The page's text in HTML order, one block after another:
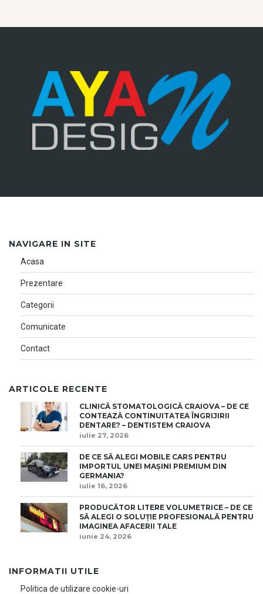
NAVIGARE IN SITE
Acasa
Prezentare
Categorii
Comunicate
Contact
ARTICOLE RECENTE
CLINICĂ STOMATOLOGICĂ CRAIOVA – DE CE
CONTEAZĂ CONTINUITATEA ÎNGRIJIRII
DENTARE? – DENTISTEM CRAIOVA
iulie 27, 2026
DE CE SĂ ALEGI MOBILE CARS PENTRU
IMPORTUL UNEI MAȘINI PREMIUM DIN
GERMANIA?
iulie 16, 2026
PRODUCĂTOR LITERE VOLUMETRICE – DE CE
SĂ ALEGI O SOLUȚIE PROFESIONALĂ PENTRU
IMAGINEA AFACERII TALE
iunie 24, 2026
INFORMATII UTILE
Politica de utilizare cookie-uri